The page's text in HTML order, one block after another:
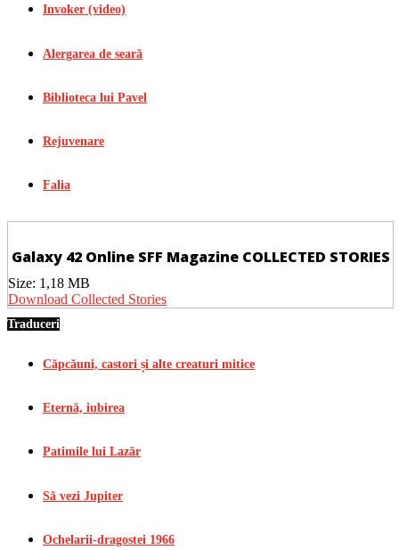
Invoker (video)
Alergarea de seară
Biblioteca lui Pavel
Rejuvenare
Falia
Galaxy 42 Online SFF Magazine COLLECTED STORIES
Size: 1,18 MB
Download Collected Stories
Traduceri
Căpcăuni, castori și alte creaturi mitice
Eternă, iubirea
Patimile lui Lazăr
Să vezi Jupiter
Ochelarii-dragostei 1966